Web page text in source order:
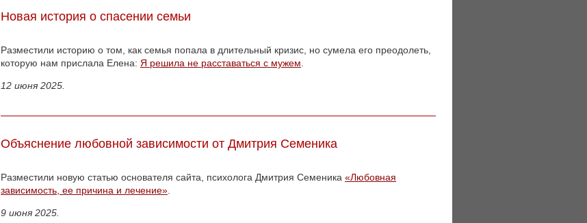
Новая история о спасении семьи
Разместили историю о том, как семья попала в длительный кризис, но сумела его преодолеть,
которую нам прислала Елена: Я решила не расставаться с мужем
12 июня 2025.
Объяснение любовной зависимости от Дмитрия Семеника
Разместили новую статью основателя сайта, психолога Дмитрия Семеника «Любовная
зависимость, ее причина и лечение»
9 июня 2025.